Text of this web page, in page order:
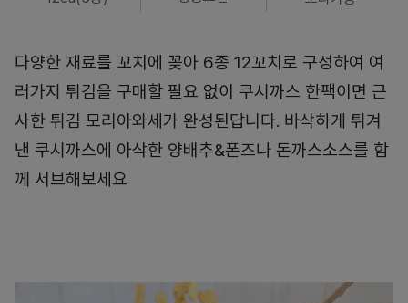
다양한 재료를 꼬치에 꽂아 6종 12꼬치로 구성하여 여
러가지 튀김을 구매할 필요 없이 쿠시까스 한팩이면 근
사한 튀김 모리아와세가 완성된답니다. 바삭하게 튀겨
낸 쿠시까스에 아삭한 양배추&폰즈나 돈까스소스를 함
께 서브해보세요